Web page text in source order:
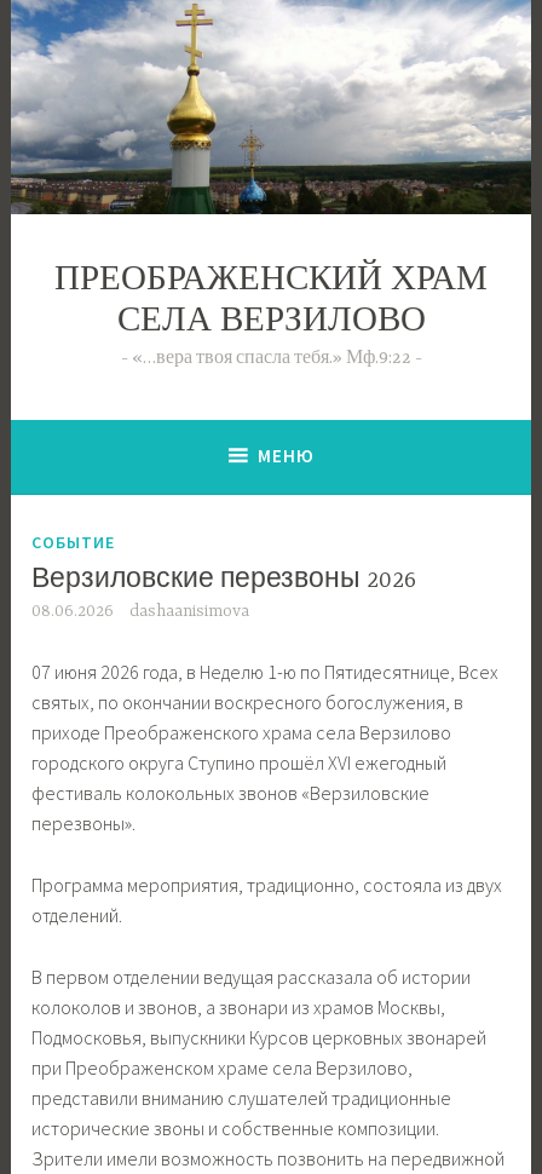
Перейти
к
содержимому
ПРЕОБРАЖЕНСКИЙ ХРАМ
СЕЛА ВЕРЗИЛОВО
«…вера твоя спасла тебя.» Мф.9:22
МЕНЮ
СОБЫТИЕ
Верзиловские перезвоны 2026
08.06.2026 dashaanisimova
07 июня 2026 года, в Неделю 1-ю по Пятидесятнице, Всех
святых, по окончании воскресного богослужения, в
приходе Преображенского храма села Верзилово
городского округа Ступино прошёл XVI ежегодный
фестиваль колокольных звонов «Верзиловские
перезвоны».
Программа мероприятия, традиционно, состояла из двух
отделений.
В первом отделении ведущая рассказала об истории
колоколов и звонов, а звонари из храмов Москвы,
Подмосковья, выпускники Курсов церковных звонарей
при Преображенском храме села Верзилово,
представили вниманию слушателей традиционные
исторические звоны и собственные композиции.
Зрители имели возможность позвонить на передвижной